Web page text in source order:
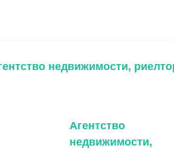
недвижимости,
Агентство
недвижимости,